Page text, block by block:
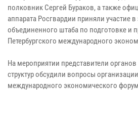
полковник Сергей Бураков, а также
аппарата Росгвардии приняли участие
объединенного штаба по подготовке и
Петербургского международного
На мероприятии представители
структур обсудили вопросы
международного экономического